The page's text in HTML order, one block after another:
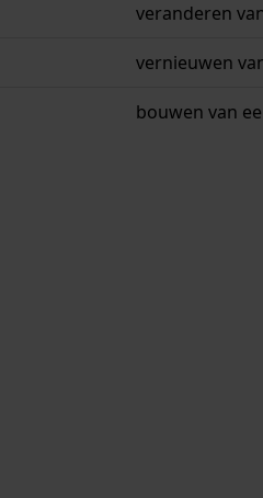
veranderen
vernieuwen
bouwen van